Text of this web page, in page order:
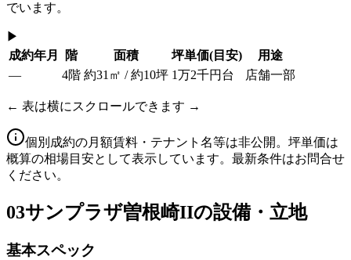
でいます。
▶
成約年月
階 面積 坪単価(目安)
用途
—
4階 約31㎡ / 約10坪 1万2千円台 店舗一部
← 表は横にスクロールできます →
個別成約の月額賃料・テナント名等は非公開。坪単価は
概算の相場目安として表示しています。最新条件はお問合せ
ください。
03サンプラザ曽根崎IIの設備・立地
基本スペック